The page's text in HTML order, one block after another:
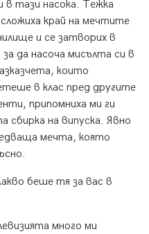
тази насока. Тежка
край на мечтите
и се затворих в
да насоча мисълта си в
които
в клас пред другите
припомниха ми ги
сбирка на випуска. Явно
мечта, която
беше тя за вас в
много ми